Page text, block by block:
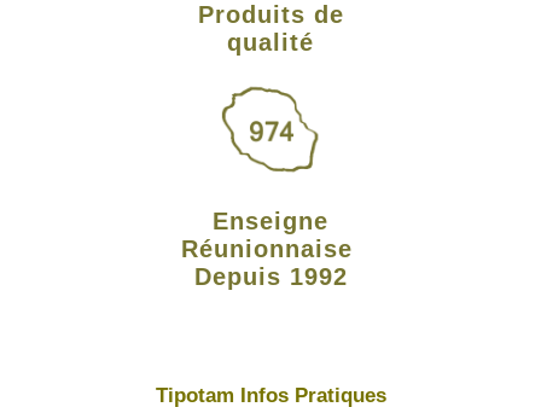
Produits de
qualité
Enseigne
Réunionnaise
Depuis 1992
Tipotam Infos Pratiques